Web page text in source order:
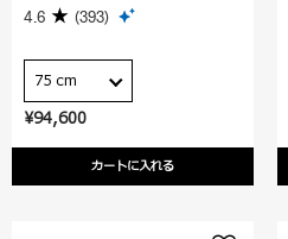
¥94,600
カートに入れる
4.6 (393)
75 cm